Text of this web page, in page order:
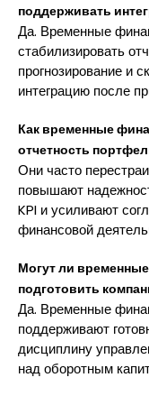
поддерживать
Да. Временные
стабилизировать
прогнозирование и
интеграцию после
Как временные
отчетность
Они часто
повышают
KPI и усиливают
финансовой
Могут ли
подготовить
Да. Временные
поддерживают
дисциплину
над оборотным